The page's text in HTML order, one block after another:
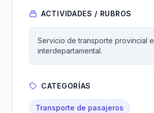
ACTIVIDADES / RUBROS
Servicio de transporte provincial e
interdepartamental.
CATEGORÍAS
Transporte de pasajeros